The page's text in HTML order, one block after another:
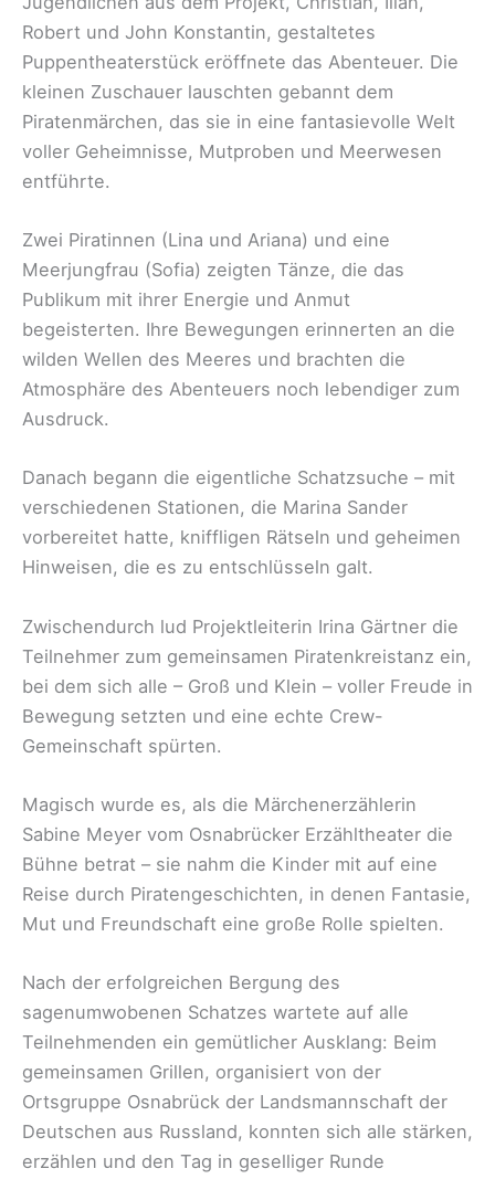
Robert und John Konstantin, gestaltetes
Puppentheaterstück eröffnete das Abenteuer. Die
kleinen Zuschauer lauschten gebannt dem
Piratenmärchen, das sie in eine fantasievolle Welt
voller Geheimnisse, Mutproben und Meerwesen
entführte.
Zwei Piratinnen (Lina und Ariana) und eine
Meerjungfrau (Sofia) zeigten Tänze, die das
Publikum mit ihrer Energie und Anmut
begeisterten. Ihre Bewegungen erinnerten an die
wilden Wellen des Meeres und brachten die
Atmosphäre des Abenteuers noch lebendiger zum
Ausdruck.
Danach begann die eigentliche Schatzsuche – mit
verschiedenen Stationen, die Marina Sander
vorbereitet hatte, kniffligen Rätseln und geheimen
Hinweisen, die es zu entschlüsseln galt.
Zwischendurch lud Projektleiterin Irina Gärtner die
Teilnehmer zum gemeinsamen Piratenkreistanz ein,
bei dem sich alle – Groß und Klein – voller Freude in
Bewegung setzten und eine echte Crew-
Gemeinschaft spürten.
Magisch wurde es, als die Märchenerzählerin
Sabine Meyer vom Osnabrücker Erzähltheater die
Bühne betrat – sie nahm die Kinder mit auf eine
Reise durch Piratengeschichten, in denen Fantasie,
Mut und Freundschaft eine große Rolle spielten.
Nach der erfolgreichen Bergung des
sagenumwobenen Schatzes wartete auf alle
Teilnehmenden ein gemütlicher Ausklang: Beim
gemeinsamen Grillen, organisiert von der
Ortsgruppe Osnabrück der Landsmannschaft der
Deutschen aus Russland, konnten sich alle stärken,
erzählen und den Tag in geselliger Runde